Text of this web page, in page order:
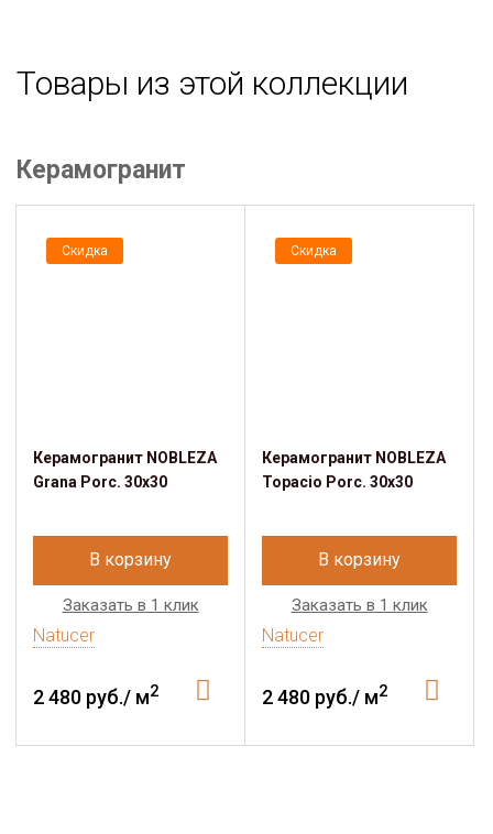
Товары из этой коллекции
Керамогранит
Скидка
Керамогранит NOBLEZA
Grana Porc. 30x30
В корзину
Заказать в 1 клик
Natucer
2 480 руб./ м2
Скидка
Керамогранит NOBLEZA
Topacio Porc. 30x30
В корзину
Заказать в 1 клик
Natucer
2 480 руб./ м2